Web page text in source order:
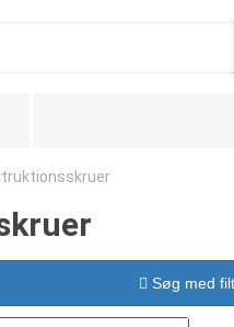
Søg med